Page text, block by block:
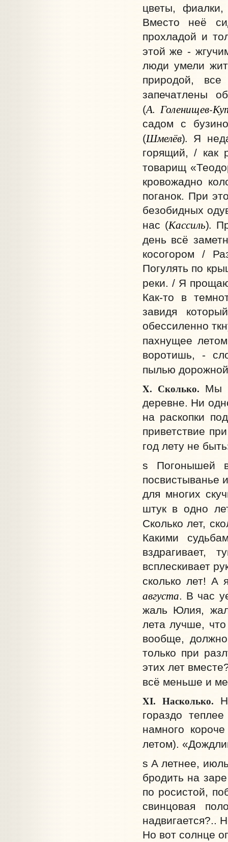
цветы,
Вместо неё
прохладой и
этой же -
люди умели
природой,
запечатлены
(А. Голенищев-
садом с
(Шмелёв).
Я
горящий, / как
товарищ
кровожадно
поганок. При
безобидных
нас (Кассиль).
день всё
косогором /
Погулять по
реки. / Я
Как-то в
завидя
обессиленно
пахнущее
воротишь, -
пылью
X. Сколько. Мы
деревне. Ни
на раскопки
приветствие
год лету не
s Погонышей
посвистыванье
для многих
штук в одно
Сколько лет,
Какими
вздрагивает,
всплескивает
сколько лет! А
августа. В час
жаль Юлия,
лета лучше,
вообще,
только при
этих лет
всё меньше и
XI. Насколько.
гораздо
намного
летом).
s А летнее,
бродить на
по росистой,
свинцовая
надвигается?..
Но вот солнце